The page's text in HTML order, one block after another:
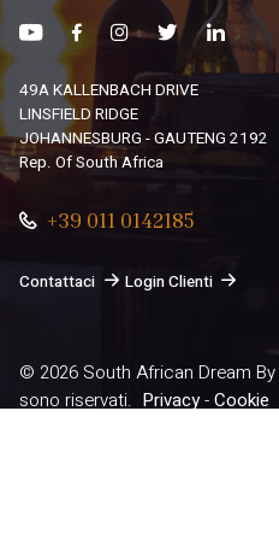
49A KALLENBACH DRIVE
LINSFIELD RIDGE
JOHANNESBURG - GAUTENG 2192
Rep. Of South Africa
+39 011 0142185
Contattaci Login Clienti
© 2026 South African Dream
sono riservati. Privacy-Cookie